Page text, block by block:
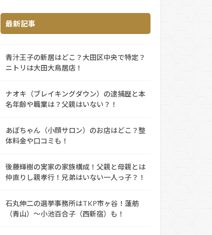
最新記事
青汁王子の新居はどこ？大田区中央で特定？
ニトリは大田大鳥居店！
ナオキ（ブレイキングダウン）の逮捕歴と本
名年齢や職業は？父親はいない？！
あぼちゃん（小顔サロン）のお店はどこ？整
体料金や口コミも！
後藤輝樹の実家の家族構成！父親と母親とは
仲直りし親孝行！兄弟はいない一人っ子？！
石丸伸二の選挙事務所はTKP市ヶ谷！蓮舫
（青山）～小池百合子（西新宿）も！